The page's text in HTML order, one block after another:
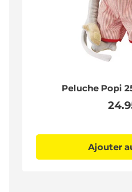
Peluche Popi
Prix
Ajouter